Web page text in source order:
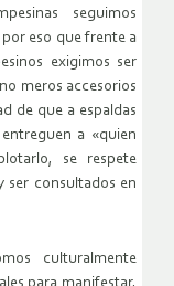
seguimos
eso que frente a
exigimos ser
meros accesorios
de que a espaldas
a «quien
se respete
ser consultados en
culturalmente